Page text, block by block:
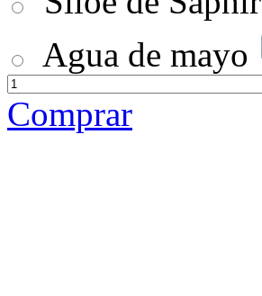
Agua de mayo
Comprar